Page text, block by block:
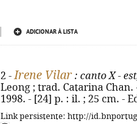
ADICIONAR À LISTA
2 -Irene Vilar : canto X -
Leong ; trad. Catarina
1998. - [24] p. : il. ; 25 cm. -
Link persistente: http://